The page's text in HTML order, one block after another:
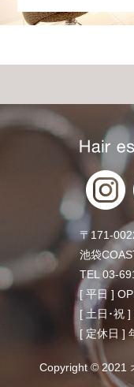
〒171-
池袋
TEL 03-
[ 平日 ]
[ 土日･祝
[ 定休日 ]
Copyright © 2021